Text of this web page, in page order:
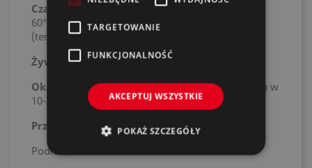
Czas schnięcia:
24 godz. w 20°C / 25-40 min w
60°C / 10-15 min 90°C suszenie podczerwienią
(temperatura panelu nie może przekroczyć 90°C)
Żywotność mieszanki w 20°C:
Okres przydatności do użycia:Minimum 2 lata w
10-30°C (nieotwarte opakowanie)
Przygotowanie:
Podłoża:
TARGETOWANIE
FUNKCJONALNOŚĆ
AKCEPTUJ WSZYSTKIE
POKAŻ SZCZEGÓŁY